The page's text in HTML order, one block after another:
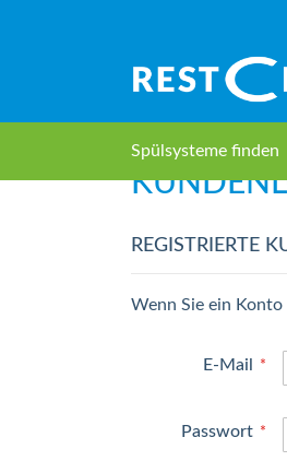
Inhalt
Spülsysteme finden
REGISTRIERTE
Wenn Sie ein
E-Mail
Passwort